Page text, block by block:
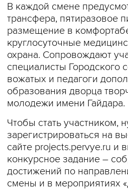
В каждой смене
трансфера, пятиразовое
размещение в
круглосуточные
охрана. Сопровождают
специалисты Городского
вожатых и педагоги
образования дворца
молодежи имени Гайдара.
Чтобы стать участником,
зарегистрироваться на
сайте projects.pervye.ru и
конкурсное задание –
достижений по
смены и в мероприятиях